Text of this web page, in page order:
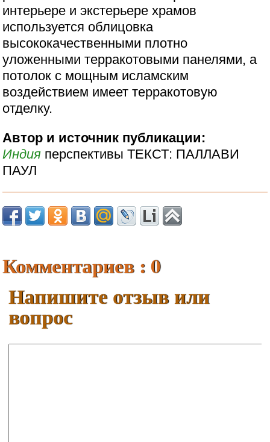
интерьере и экстерьере храмов
используется облицовка
высококачественными плотно
уложенными терракотовыми панелями, а
потолок с мощным исламским
воздействием имеет терракотовую
отделку.
Автор и источник публикации:
Индия перспективы ТЕКСТ: ПАЛЛАВИ
ПАУЛ
Комментариев : 0
Напишите отзыв или
вопрос